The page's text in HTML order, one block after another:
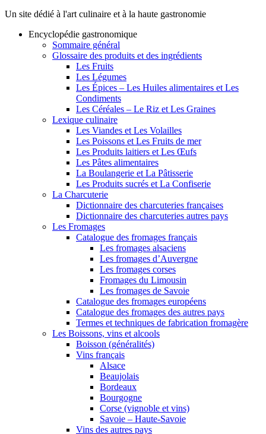
Un site dédié à l'art culinaire et à la haute gastronomie
Encyclopédie gastronomique
Sommaire général
Glossaire des produits et des ingrédients
Les Fruits
Les Légumes
Les Épices – Les Huiles alimentaires et Les
Condiments
Les Céréales – Le Riz et Les Graines
Lexique culinaire
Les Viandes et Les Volailles
Les Poissons et Les Fruits de mer
Les Produits laitiers et Les Œufs
Les Pâtes alimentaires
La Boulangerie et La Pâtisserie
Les Produits sucrés et La Confiserie
La Charcuterie
Dictionnaire des charcuteries françaises
Dictionnaire des charcuteries autres pays
Les Fromages
Catalogue des fromages français
Les fromages alsaciens
Les fromages d’Auvergne
Les fromages corses
Fromages du Limousin
Les fromages de Savoie
Catalogue des fromages européens
Catalogue des fromages des autres pays
Termes et techniques de fabrication fromagère
Les Boissons, vins et alcools
Boisson (généralités)
Vins français
Alsace
Beaujolais
Bordeaux
Bourgogne
Corse (vignoble et vins)
Savoie – Haute-Savoie
Vins des autres pays